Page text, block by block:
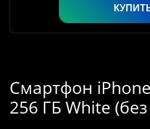
Смартфон
256 ГБ White